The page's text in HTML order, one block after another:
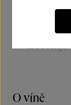
jako
O víně